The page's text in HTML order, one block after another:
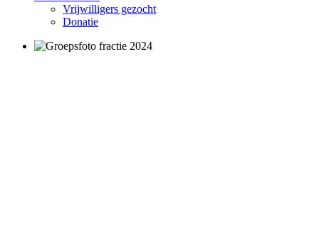
Vrijwilligers gezocht
Donatie